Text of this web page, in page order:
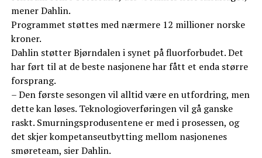
mener Dahlin.
Programmet støttes med nærmere 12 millioner norske
kroner.
Dahlin støtter Bjørndalen i synet på fluorforbudet. Det
har ført til at de beste nasjonene har fått et enda større
forsprang.
– Den første sesongen vil alltid være en utfordring, men
dette kan løses. Teknologioverføringen vil gå ganske
raskt. Smurningsprodusentene er med i prosessen, og
det skjer kompetanseutbytting mellom nasjonenes
smøreteam, sier Dahlin.